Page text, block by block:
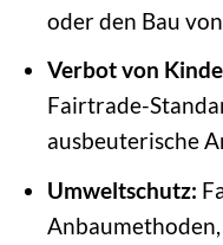
oder den Bau
Verbot von
Fairtrade-
ausbeuterische
Umweltschutz: